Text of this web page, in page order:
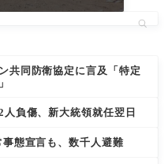
共同防衛協定に言及「特定
負傷、新大統領就任翌日
態宣言も、数千人避難